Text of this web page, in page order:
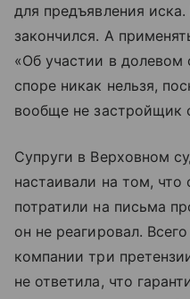
для предъявления
закончился. А
«Об участии в долевом
споре никак нельзя,
вообще не застройщик
Супруги в Верховном
настаивали на том,
потратили на письма
он не реагировал.
компании три
не ответила, что